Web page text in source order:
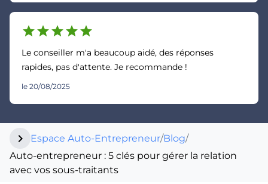
starstarstarstarstar
Le conseiller m'a beaucoup aidé, des réponses
rapides, pas d'attente. Je recommande !
le 20/08/2025
chevron_right Espace Auto-Entrepreneur/Blog/
Auto-entrepreneur : 5 clés pour gérer la relation
avec vos sous-traitants